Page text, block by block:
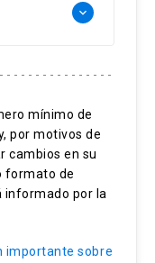
keyboard_arrow_down
mínimo de
por motivos de
cambios en su
formato de
informado por la
importante sobre